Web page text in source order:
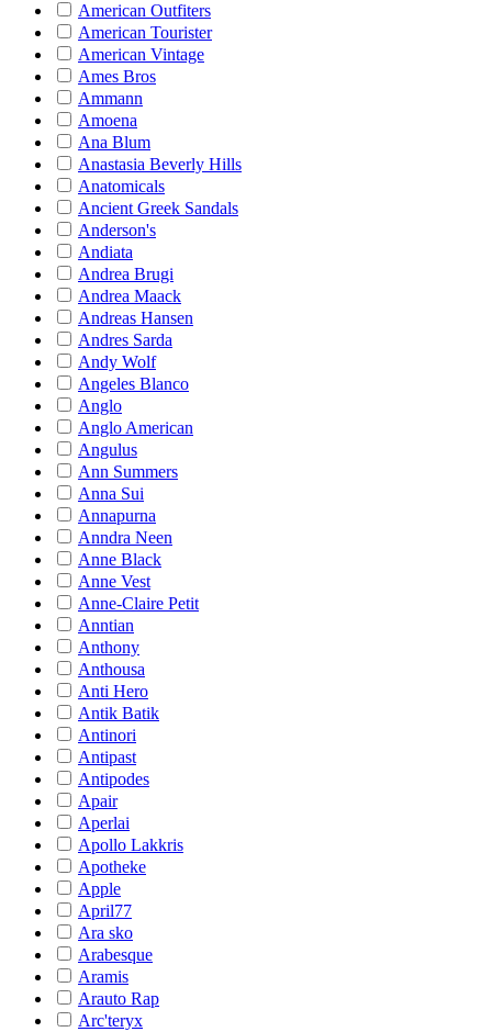
American Outfiters
American Tourister
American Vintage
Ames Bros
Ammann
Amoena
Ana Blum
Anastasia Beverly Hills
Anatomicals
Ancient Greek Sandals
Anderson's
Andiata
Andrea Brugi
Andrea Maack
Andreas Hansen
Andres Sarda
Andy Wolf
Angeles Blanco
Anglo
Anglo American
Angulus
Ann Summers
Anna Sui
Annapurna
Anndra Neen
Anne Black
Anne Vest
Anne-Claire Petit
Anntian
Anthony
Anthousa
Anti Hero
Antik Batik
Antinori
Antipast
Antipodes
Apair
Aperlai
Apollo Lakkris
Apotheke
Apple
April77
Ara sko
Arabesque
Aramis
Arauto Rap
Arc'teryx